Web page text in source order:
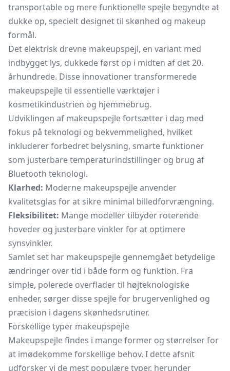
transportable og mere funktionelle spejle begyndte at
dukke op, specielt designet til skønhed og makeup
formål.
Det elektrisk drevne makeupspejl, en variant med
indbygget lys, dukkede først op i midten af det 20.
århundrede. Disse innovationer transformerede
makeupspejle til essentielle værktøjer i
kosmetikindustrien og hjemmebrug.
Udviklingen af makeupspejle fortsætter i dag med
fokus på teknologi og bekvemmelighed, hvilket
inkluderer forbedret belysning, smarte funktioner
som justerbare temperaturindstillinger og brug af
Bluetooth teknologi.
Klarhed: Moderne makeupspejle anvender
kvalitetsglas for at sikre minimal billedforvrængning.
Fleksibilitet: Mange modeller tilbyder roterende
hoveder og justerbare vinkler for at optimere
synsvinkler.
Samlet set har makeupspejle gennemgået betydelige
ændringer over tid i både form og funktion. Fra
simple, polerede overflader til højteknologiske
enheder, sørger disse spejle for brugervenlighed og
præcision i dagens skønhedsrutiner.
Forskellige typer makeupspejle
Makeupspejle findes i mange former og størrelser for
at imødekomme forskellige behov. I dette afsnit
udforsker vi de mest populære typer, herunder